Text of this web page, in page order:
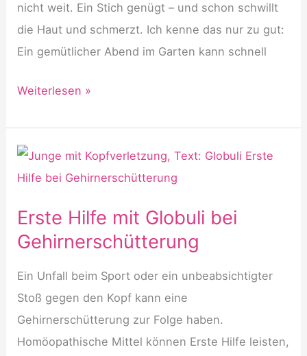
nicht weit. Ein Stich genügt – und schon schwillt
die Haut und schmerzt. Ich kenne das nur zu gut:
Ein gemütlicher Abend im Garten kann schnell
Insektenstiche
behandeln
Weiterlesen »
Erste Hilfe mit Globuli bei
Gehirnerschütterung
Ein Unfall beim Sport oder ein unbeabsichtigter
Stoß gegen den Kopf kann eine
Gehirnerschütterung zur Folge haben.
Homöopathische Mittel können Erste Hilfe leisten,